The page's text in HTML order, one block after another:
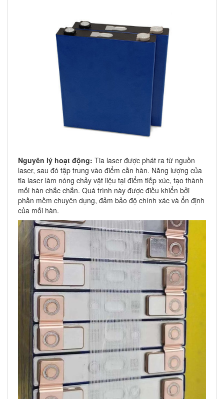
Nguyên lý hoạt động: Tia laser được phát ra từ nguồn
laser, sau đó tập trung vào điểm cần hàn. Năng lượng của
tia laser làm nóng chảy vật liệu tại điểm tiếp xúc, tạo thành
mối hàn chắc chắn. Quá trình này được điều khiển bởi
phần mềm chuyên dụng, đảm bảo độ chính xác và ổn định
của mối hàn.